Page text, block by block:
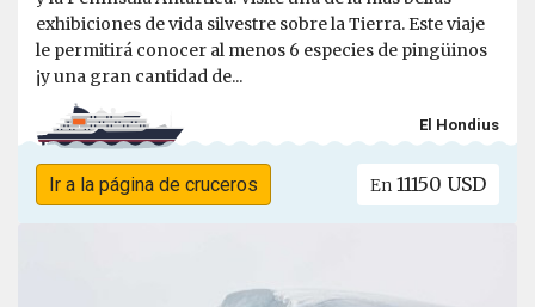
exhibiciones de vida silvestre sobre la Tierra. Este viaje
le permitirá conocer al menos 6 especies de pingüinos
¡y una gran cantidad de...
El Hondius
Ir a la página de cruceros En 11150 USD